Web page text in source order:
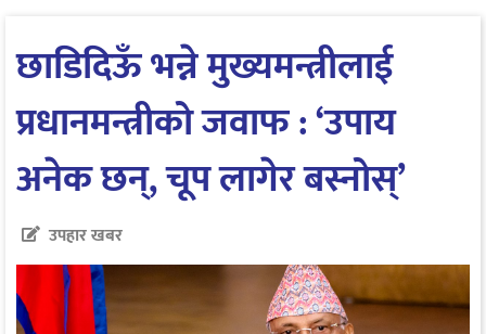
छाडिदिऊँ भन्ने मुख्यमन्त्रीलाई
प्रधानमन्त्रीको जवाफ : ‘उपाय
अनेक छन्, चूप लागेर बस्नोस्’
उपहार खबर